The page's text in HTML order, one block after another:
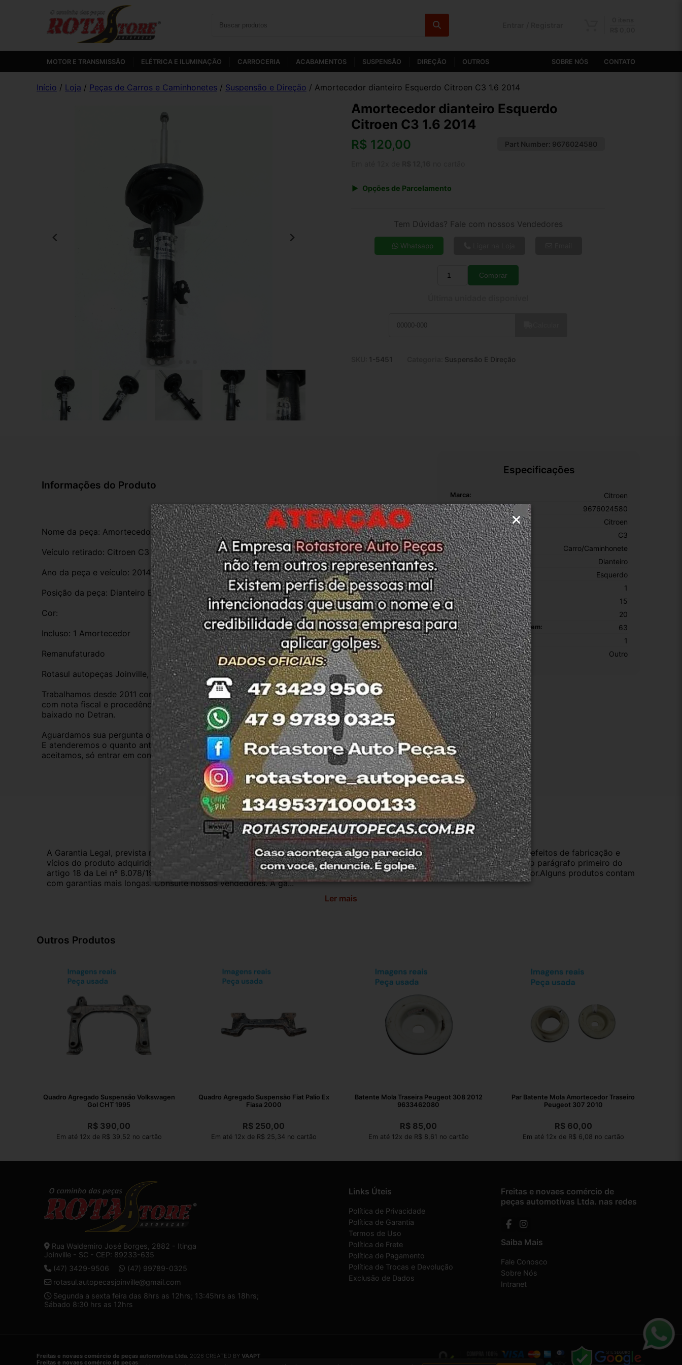
MOTOR E TRANSMISSÃO ELÉTRICA E ILUMINAÇÃO CARROCERIA ACABAMENTOS SUSPENSÃO DIREÇÃO OUTROS SOBRE NÓS CONTATO
Início / Loja / Peças de Carros e Caminhonetes / Suspensão e Direção / Amortecedor dianteiro Esquerdo Citroen C3 1.6 2014
Amortecedor dianteiro Esquerdo
Citroen C3 1.6 2014
R$ 120,00 Part Number: 9676024580
Opções de Parcelamento
7x de R$ 19,67
9x de R$ 15,69
Tem Dúvidas? Fale com nossos Vendedores
Whatsapp
Quantidade
Comprar
1-5451 Suspensão E Direção
Informações do Produto
Nome da peça: Amortecedor
Veículo retirado: Citroen C3 1.6
Ano da peça e veículo: 2014
Posição da peça: Dianteiro Esquerdo
Cor:
Incluso: 1 Amortecedor
Remanufaturado
Rotasul autopeças Joinville, empresa credenciada no detran do estado de SC.
Trabalhamos desde 2011 com total credibilidade e confiança, todos nossos produtos contam
com nota fiscal e procedência, nossas peças são todas usadas, compramos Somente veículos
baixado no Detran.
Aguardamos sua pergunta ou compra.
E atenderemos o quanto antes, caso o cliente prefira retirar na nossa loja física também
aceitamos, só entrar em contato com a equipe Rotasul e tiramos suas dúvidas.
Especificações
Marca: Citroen
Número De Peça: 9676024580
Marcas Compatíveis: Citroen
Modelos Compatíveis: C3
Tipo De Veículo: Carro/Caminhonete
Posição: Dianteiro
Lado: Esquerdo
OEM: 1
Altura Da Embalagem: 15
Largura Da Embalagem: 20
Comprimento Da Embalagem: 63
SKU: 1
Motivo De GTIN Vacío: Outro
Garantia Certificado de Procedência Troca e Devolução
A Garantia Legal, prevista no Código de Defesa do Consumidor, é de 90 (noventa) dias a partir da data da compra e cobre defeitos de fabricação e
vícios do produto adquirido.Na impossibilidade de reparar o produto, o cliente poderá escolher dentre as opções previstas no parágrafo primeiro do
artigo 18 da Lei nº 8.078/1990, ou, ainda, a utilização do crédito como parte do pagamento de outro produto de valor superior.Alguns produtos contam
com garantias mais longas. Consulte nossos vendedores. A ga...
Ler mais
Outros Produtos
Quadro Agregado Suspensão Volkswagen
Gol CHT 1995
R$ 390,00
Em até 12x de R$ 39,52 no cartão
Quadro Agregado Suspensão Fiat Palio Ex
Fiasa 2000
R$ 250,00
Em até 12x de R$ 25,34 no cartão
Batente Mola Traseira Peugeot 308 2012
9633462080
R$ 85,00
Em até 12x de R$ 8,61 no cartão
Par Batente Mola Amortecedor Traseiro
Peugeot 307 2010
R$60,00
Em até 12x de R$ 6,08 no cartão
Rua Waldemiro José Borges, 2882 - Itinga
Joinville - SC - CEP: 89233-635
(47) 3429-9506
(47) 99789-0325
rotasul.autopecasjoinville@gmail.com
Segunda a sexta feira das 8hrs as 12hrs; 13:45hrs as 18hrs;
Sábado 8:30 hrs as 12hrs
Links Úteis
Política de Privacidade
Política de Garantia
Termos de Uso
Política de Frete
Política de Pagamento
Política de Trocas e Devolução
Exclusão de Dados
Freitas e novaes comércio de
peças automotivas Ltda. nas redes
Saiba Mais
Fale Conosco
Sobre Nós
Intranet
Freitas e novaes comércio de peças automotivas Ltda. 2026 CREATED BY VAAPT
Freitas e novaes comércio de peças automotivas Ltda.